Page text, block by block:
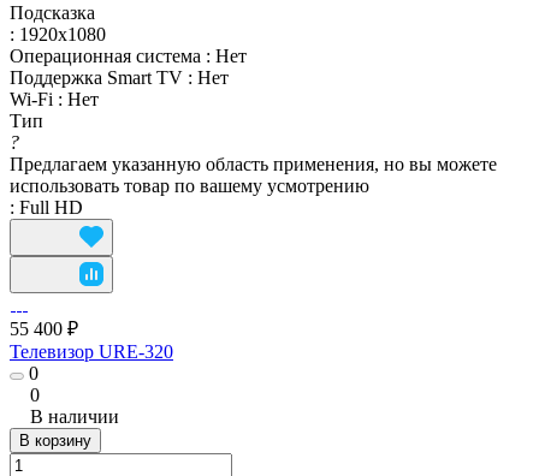
Подсказка
: 1920х1080
Операционная система : Нет
Поддержка Smart TV : Нет
Wi-Fi : Нет
Тип
?
Предлагаем указанную область применения, но вы можете
использовать товар по вашему усмотрению
: Full HD
55 400 ₽
Телевизор URE-320
0
0
В наличии
В корзину